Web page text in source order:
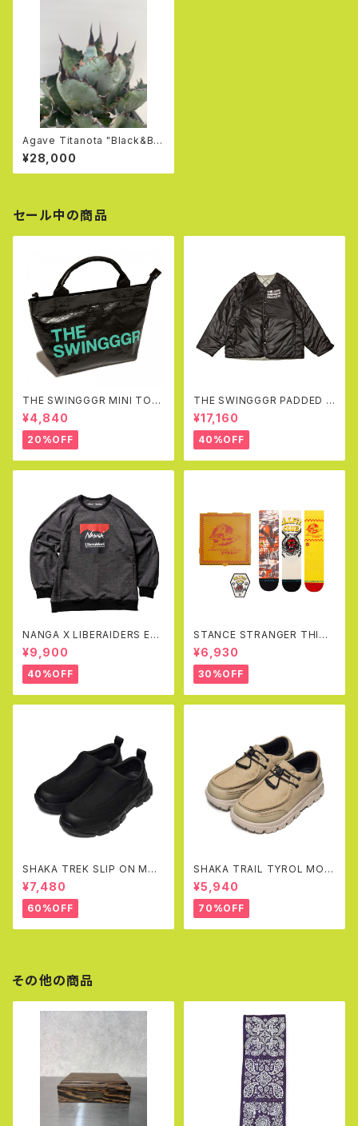
Agave Titanota "Black&Blu
e"
¥28,000
セール中の商品
THE SWINGGGR MINI TOT
EBAG, BLACK
¥4,840
20%OFF
THE SWINGGGR PADDED R
EVERSIBLE JK (BLACK&GR
AY)
¥17,160
40%OFF
NANGA X LIBERAIDERS EC
O HYBRID SWEAT SHIRT(B
LACK)
¥9,900
40%OFF
STANCE STRANGER THING
S X STANCE CREW SOCKS
BOX SET
¥6,930
30%OFF
SHAKA TREK SLIP ON MOC
AT
¥7,480
60%OFF
SHAKA TRAIL TYROL MOC
EX(SAND)
¥5,940
70%OFF
その他の商品